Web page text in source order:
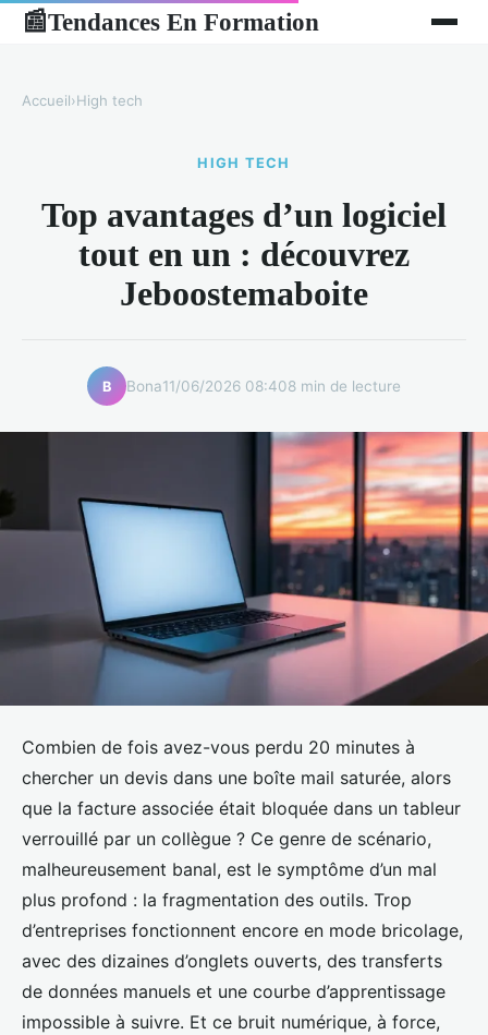
📰Tendances En Formation
Accueil›High tech
HIGH TECH
Top avantages d’un logiciel
tout en un : découvrez
Jeboostemaboite
B Bona11/06/2026 08:408 min de lecture
Combien de fois avez-vous perdu 20 minutes à
chercher un devis dans une boîte mail saturée, alors
que la facture associée était bloquée dans un tableur
verrouillé par un collègue ? Ce genre de scénario,
malheureusement banal, est le symptôme d’un mal
plus profond : la fragmentation des outils. Trop
d’entreprises fonctionnent encore en mode bricolage,
avec des dizaines d’onglets ouverts, des transferts
de données manuels et une courbe d’apprentissage
impossible à suivre. Et ce bruit numérique, à force,